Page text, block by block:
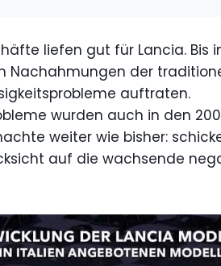
liefen gut für Lancia. Bis
Nachahmungen der
auftraten.
wurden auch in den
weiter wie bisher:
auf die wachsende